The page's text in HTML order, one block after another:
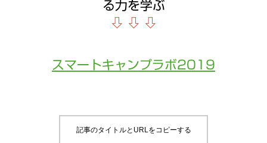
る力を学ぶ
⇩ ⇩ ⇩
スマートキャンプラボ2019
記事のタイトルとURLをコピーする